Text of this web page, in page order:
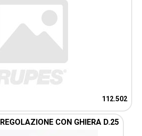
112.502
CON GHIERA D.25